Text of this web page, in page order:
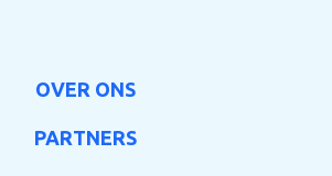
OVER ONS
PARTNERS